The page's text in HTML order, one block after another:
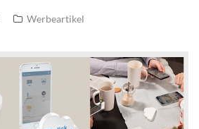
Werbeartikel